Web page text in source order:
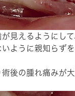
見えるようにして
ように親知らず
後の腫れ痛みが